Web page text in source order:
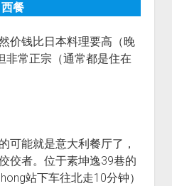
西餐
价钱比日本料理要高（晚
非常正宗（通常都是住在
可能就是意大利餐厅了，
佼者。位于素坤逸39巷的
站下车往北走10分钟）